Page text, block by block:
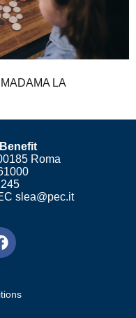
LA
Roma
slea@pec.it